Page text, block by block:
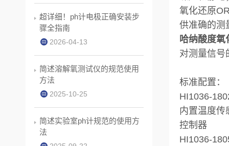
氧化还原
供准确的测
哈纳酸度
对测量信号
标准配置：
HI1036-
内置温度传
控制器
HI1036-
超详细！ph计电极正确安装步
骤全指南
2026-04-13
简述溶解氧测试仪的规范使用
方法
2025-10-25
简述实验室ph计规范的使用方
法